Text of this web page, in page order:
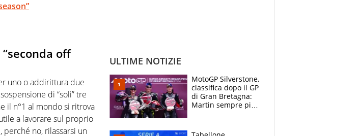
off
uno o addirittura due
di “soli” tre
il n°1 al mondo si ritrova
a lavorare sul proprio
perché no, rilassarsi un
ULTIME NOTIZIE
MotoGP Silverstone,
classifica dopo il GP
di Gran Bretagna:
Martin sempre più